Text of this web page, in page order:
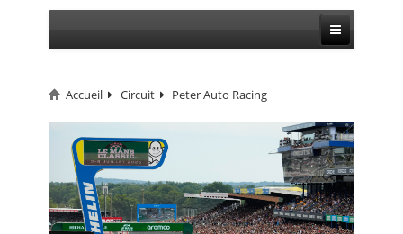
CIRCUIT
RALLYE
MONTAGNE
EVÈNEMENTS
Accueil Circuit Peter Auto Racing